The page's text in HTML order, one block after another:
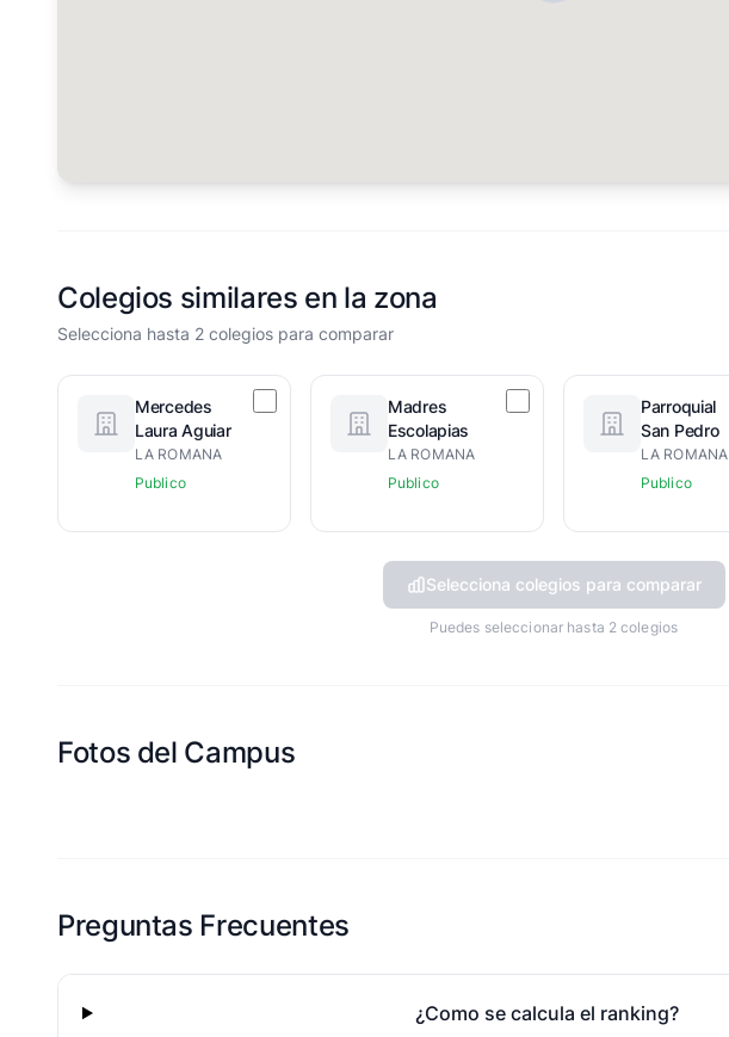
Colegios similares en la zona
Selecciona hasta 2 colegios para comparar
Mercedes
Laura Aguiar
LA ROMANA
Publico
Madres
Escolapias
LA ROMANA
Publico
Parroquial
San Pedro
LA ROMANA
Publico
Selecciona colegios para comparar
Puedes seleccionar hasta 2 colegios
Fotos del Campus
Preguntas Frecuentes
¿Como se calcula el ranking?